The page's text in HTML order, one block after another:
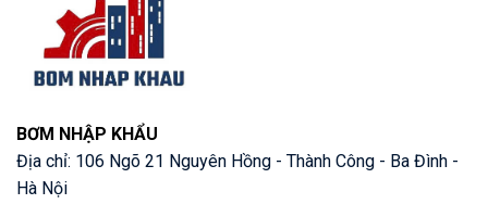
BƠM NHẬP KHẨU
Địa chỉ: 106 Ngõ 21 Nguyên Hồng - Thành Công - Ba Đình -
Hà Nội